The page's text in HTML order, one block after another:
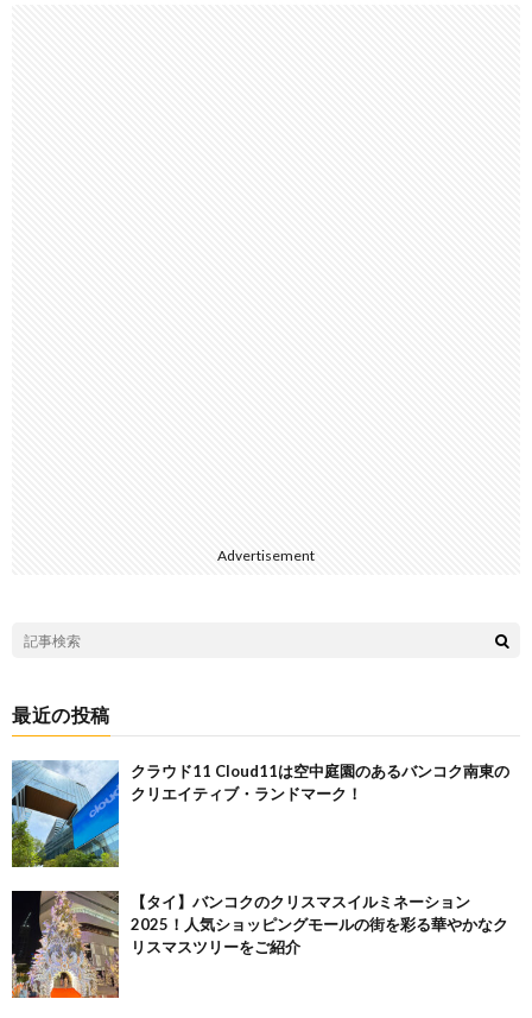
Advertisement
最近の投稿
クラウド11 Cloud11は空中庭園のあるバンコク南東の
クリエイティブ・ランドマーク！
【タイ】バンコクのクリスマスイルミネーション
2025！人気ショッピングモールの街を彩る華やかなク
リスマスツリーをご紹介